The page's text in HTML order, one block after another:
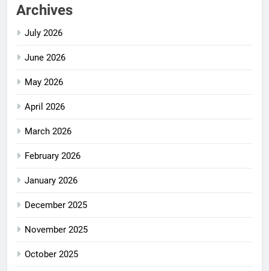
Archives
July 2026
June 2026
May 2026
April 2026
March 2026
February 2026
January 2026
December 2025
November 2025
October 2025